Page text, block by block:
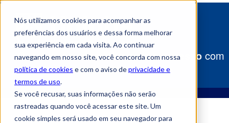
Nós utilizamos cookies para acompanhar as
preferências dos usuários e dessa forma melhorar
sua experiência em cada visita. Ao continuar
navegando em nosso site, você concorda com nossa
política de cookies e com o aviso deprivacidade e
termos de uso.
Se você recusar, suas informações não serão
rastreadas quando você acessar este site. Um
cookie simples será usado em seu navegador para
Construaseu caminho para o sucesso com
a Uniube!